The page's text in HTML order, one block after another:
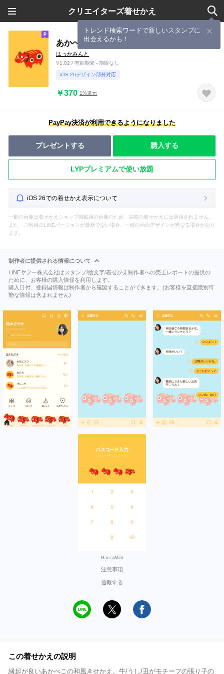
クリエイターズ着せかえ
トレンド検索ワードで新しいスタンプに
出会えるかも！
あかべこ5
はっかみんと
V1.82 / 有効期間 - 期限なし
iOS 26デザイン部分対応
￥370 1%還元
PayPay決済が利用できるようになりました
プレゼントする 購入する
LYPプレミアムで使い放題
iOS 26での着せかえ表示について
一部の画像は着せかえショップ掲載用の画像のため、実際の着せかえには適用されません。
また、ご利用のLINEバージョンが最新でない場合、一部の画面デザインが異なる場合があり
ます。
制作者に提供される情報について
LINEヤフー株式会社はスタンプ/絵文字/着せかえ制作者への売上レポートの提供の
ために、お客様の購入情報を利用します。
購入日付、登録国情報は制作者から確認することができます。(お客様を直接識別可
能な情報は含まれません)
HaccaMint
注意事項
通報する
この着せかえの説明
縁起が良いあかべこの和風きせかえ。牛/うし/丑がモチーフの張り子の